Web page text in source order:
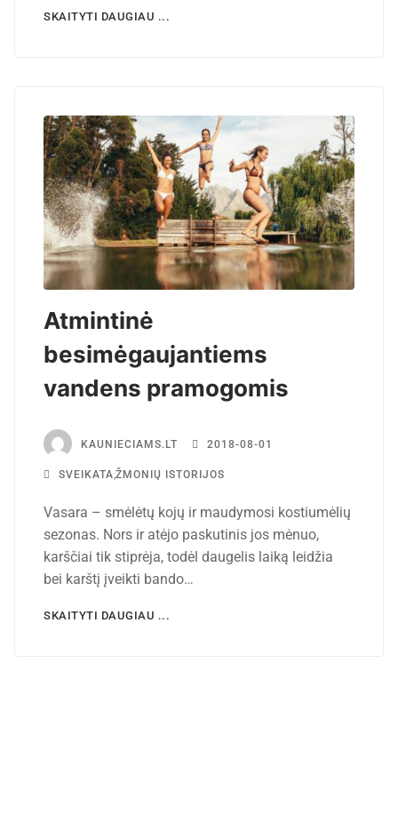
SKAITYTI DAUGIAU ...
Atmintinė
besimėgaujantiems
vandens pramogomis
KAUNIECIAMS.LT 2018-08-01
SVEIKATA,ŽMONIŲ ISTORIJOS
Vasara – smėlėtų kojų ir maudymosi kostiumėlių
sezonas. Nors ir atėjo paskutinis jos mėnuo,
karščiai tik stiprėja, todėl daugelis laiką leidžia
bei karštį įveikti bando…
SKAITYTI DAUGIAU ...